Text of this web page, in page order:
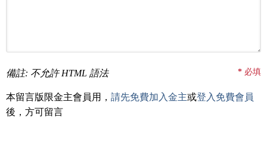
備註: 不允許 HTML 語法 * 必填
本留言版限金主會員用， 請先免費加入金主或登入免費會員
後，方可留言